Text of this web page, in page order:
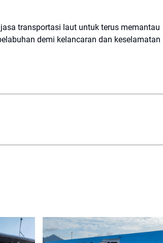
transportasi laut untuk terus memantau
demi kelancaran dan keselamatan